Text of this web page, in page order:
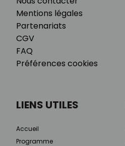
Mentions légales
Partenariats
CGV
FAQ
Préférences cookies
LIENS UTILES
Accueil
Programme